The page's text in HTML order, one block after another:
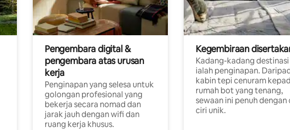
Pengembara digital &
pengembara atas urusan
kerja
Penginapan yang selesa untuk
golongan profesional yang
bekerja secara nomad dan
jarak jauh dengan wifi dan
ruang kerja khusus.
Kegembiraan
Kadang-kadang destinasi
ialah penginapan.
kabin tepi cenuram
rumah bot yang tenang,
sewaan ini penuh dengan
ciri unik.